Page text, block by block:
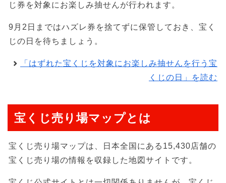
じ券を対象にお楽しみ抽せんが行われます。
9月2日まではハズレ券を捨てずに保管しておき、宝く
じの日を待ちましょう。
「はずれた宝くじを対象にお楽しみ抽せんを行う宝
くじの日」を読む
宝くじ売り場マップとは
宝くじ売り場マップは、日本全国にある15,430店舗の
宝くじ売り場の情報を収録した地図サイトです。